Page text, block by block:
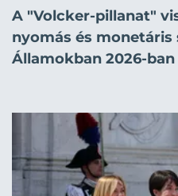
A "Volcker-pillanat"
nyomás és
Államokban 2026-ban